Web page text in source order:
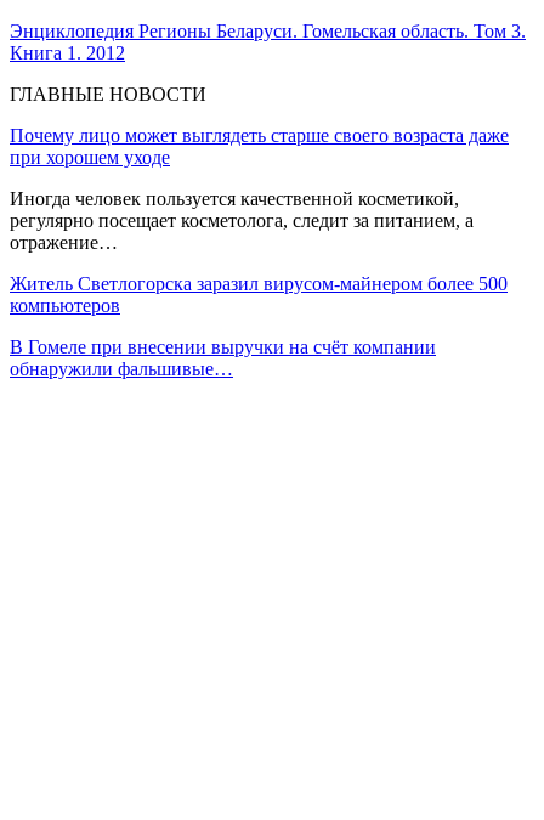
Энциклопедия Регионы Беларуси. Гомельская область. Том 3.
Книга 1. 2012
ГЛАВНЫЕ НОВОСТИ
Почему лицо может выглядеть старше своего возраста даже
при хорошем уходе
Иногда человек пользуется качественной косметикой,
регулярно посещает косметолога, следит за питанием, а
отражение…
Житель Светлогорска заразил вирусом-майнером более 500
компьютеров
В Гомеле при внесении выручки на счёт компании
обнаружили фальшивые…